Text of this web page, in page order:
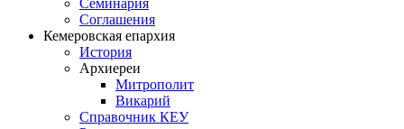
Семинария
Соглашения
Кемеровская епархия
История
Архиереи
Митрополит
Викарий
Справочник КЕУ